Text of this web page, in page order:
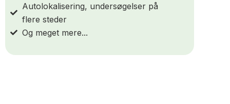
Autolokalisering, undersøgelser på
flere steder
Og meget mere...